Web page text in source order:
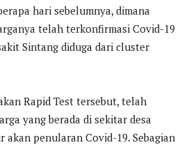
hari sebelumnya, dimana
telah terkonfirmasi Covid-19
Sintang diduga dari cluster
Rapid Test tersebut, telah
yang berada di sekitar desa
akan penularan Covid-19. Sebagian